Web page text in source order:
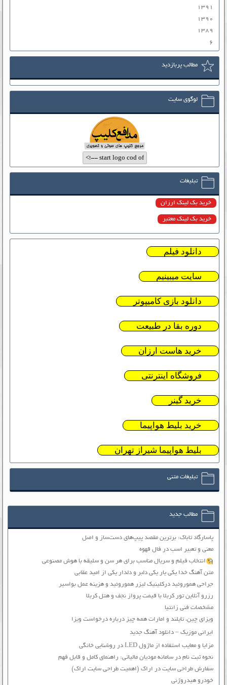
۱۳۹۱
۱۳۹۰
۱۳۸۹
۶
مطالب پربازدید
لوگوی سایت
تبلیغات
خرید بک لینک ارزان
خرید بک لینک معتبر
دانلود فیلم
سایت میبینیم
دانلود بازی کامیپوتر
دوره بقا در طبیعت
خرید هاست ارزان
فروشگاه اینترنتی
خرید گینر
خرید بلیط هواپیما
بلیط هواپیما شیراز تهران
تبلیغات متنی
مطالب جدید
پاسارگاد تاباک: برترین مقصد پیپ‌های دست‌ساز و اصل
معنی و تعبیر اسب در فال قهوه
انتخاب فیلم و سریال مناسب برای هر سن و سلیقه با هوش مصنوعی
متن آهنگ خدا یکی یار یکی دلبر و دلدار یکی از امید عقابی
جراحی هموروئید درکلینیک لیزر هموروئید و هزینه عمل بواسیر
رزرو آنلاین تور کربلا با قیمت پرواز نجف و هتل کربلا
مشخصات فنی زانتیا
ویزای چین، تایلند و امارات همه چیز درباره درخواست ویزا
ایرانی موزیک – دانلود آهنگ جدید
مزایا و معایب استفاده از ماژول LED در روشنایی خانگی
نحوه ثبت نام در سامانه مودیان مالیاتی: راهنمای کامل و قابل فهم
سفارش طراحی سایت در اراک (اهمیت طراحی سایت اراک)
خودرو هیدروژنی